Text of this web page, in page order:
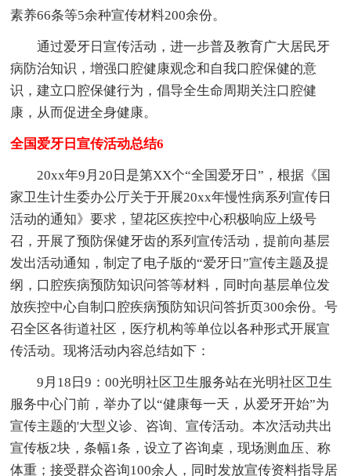
素养66条等5余种宣传材料200余份。
通过爱牙日宣传活动，进一步普及教育广大居民牙
病防治知识，增强口腔健康观念和自我口腔保健的意
识，建立口腔保健行为，倡导全生命周期关注口腔健
康，从而促进全身健康。
全国爱牙日宣传活动总结6
20xx年9月20日是第XX个“全国爱牙日”，根据《国
家卫生计生委办公厅关于开展20xx年慢性病系列宣传日
活动的通知》要求，望花区疾控中心积极响应上级号
召，开展了预防保健牙齿的系列宣传活动，提前向基层
发出活动通知，制定了电子版的“爱牙日”宣传主题及提
纲，口腔疾病预防知识问答等材料，同时向基层单位发
放疾控中心自制口腔疾病预防知识问答折页300余份。号
召全区各街道社区，医疗机构等单位以各种形式开展宣
传活动。现将活动内容总结如下：
9月18日9：00光明社区卫生服务站在光明社区卫生
服务中心门前，举办了以“健康每一天，从爱牙开始”为
宣传主题的'大型义诊、咨询、宣传活动。本次活动共出
宣传板2块，条幅1条，设立了咨询桌，现场测血压、称
体重；接受群众咨询100余人，同时发放宣传资料指导居